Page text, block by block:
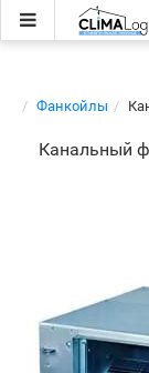
Фанкойлы
Канальный